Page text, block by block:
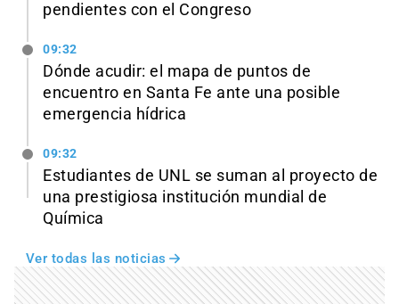
pendientes con el Congreso
09:32
Dónde acudir: el mapa de puntos de
encuentro en Santa Fe ante una posible
emergencia hídrica
09:32
Estudiantes de UNL se suman al proyecto de
una prestigiosa institución mundial de
Química
Ver todas las noticias